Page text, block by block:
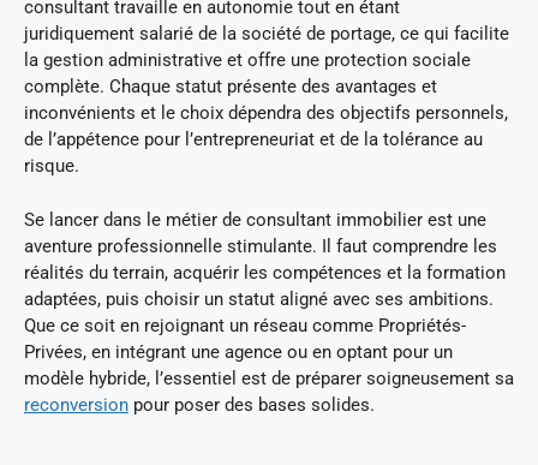
consultant travaille en autonomie tout en étant
juridiquement salarié de la société de portage, ce qui facilite
la gestion administrative et offre une protection sociale
complète. Chaque statut présente des avantages et
inconvénients et le choix dépendra des objectifs personnels,
de l’appétence pour l’entrepreneuriat et de la tolérance au
risque.
Se lancer dans le métier de consultant immobilier est une
aventure professionnelle stimulante. Il faut comprendre les
réalités du terrain, acquérir les compétences et la formation
adaptées, puis choisir un statut aligné avec ses ambitions.
Que ce soit en rejoignant un réseau comme Propriétés-
Privées, en intégrant une agence ou en optant pour un
modèle hybride, l’essentiel est de préparer soigneusement sa
reconversion pour poser des bases solides.